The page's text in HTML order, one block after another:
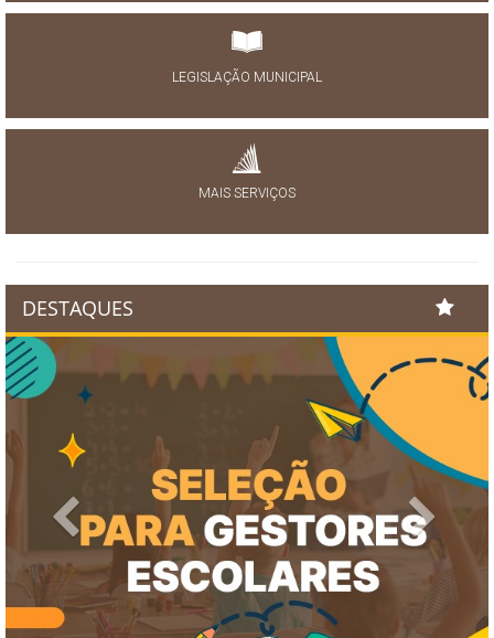
LEGISLAÇÃO MUNICIPAL
MAIS SERVIÇOS
DESTAQUES
Previous Next